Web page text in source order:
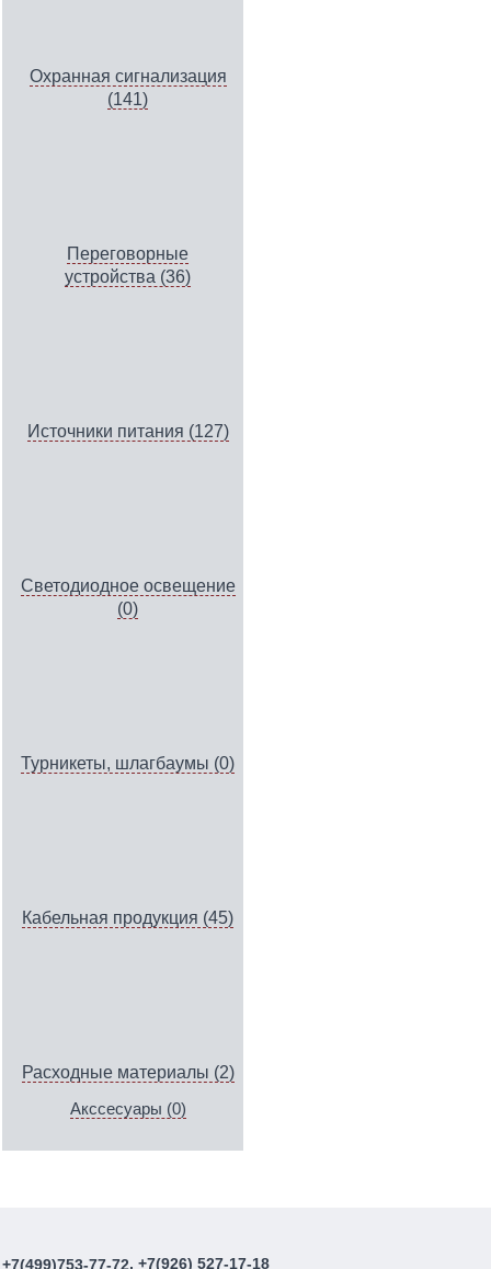
Охранная сигнализация
(141)
Переговорные
устройства (36)
Источники питания (127)
Светодиодное освещение
(0)
Турникеты, шлагбаумы (0)
Кабельная продукция (45)
Расходные материалы (2)
Акссесуары (0)
+7(499)753-77-72, +7(926) 527-17-18